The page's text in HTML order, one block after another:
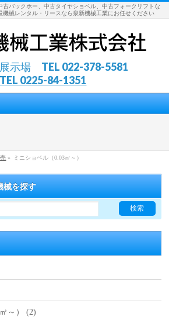
バックホー、中古タイヤショベル、中古フォークリフトな
機械レンタル・リースなら泉新機械工業にお任せください
示場 TEL 022-378-5581
0225-84-1351
» ミニショベル（0.03㎥～）
械を探す
～） (2)